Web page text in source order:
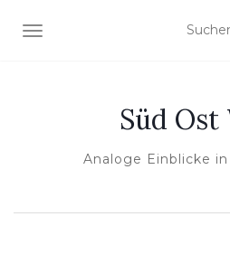
NAVIGATION UMSCHALTEN
Süd
Analoge Einblicke